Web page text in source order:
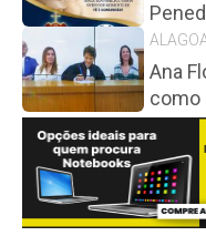
Ana
como